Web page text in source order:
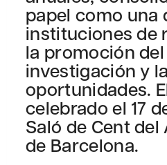
papel como una
instituciones de
la promoción
investigación y
oportunidades.
celebrado el 17
Saló de Cent
de Barcelona.